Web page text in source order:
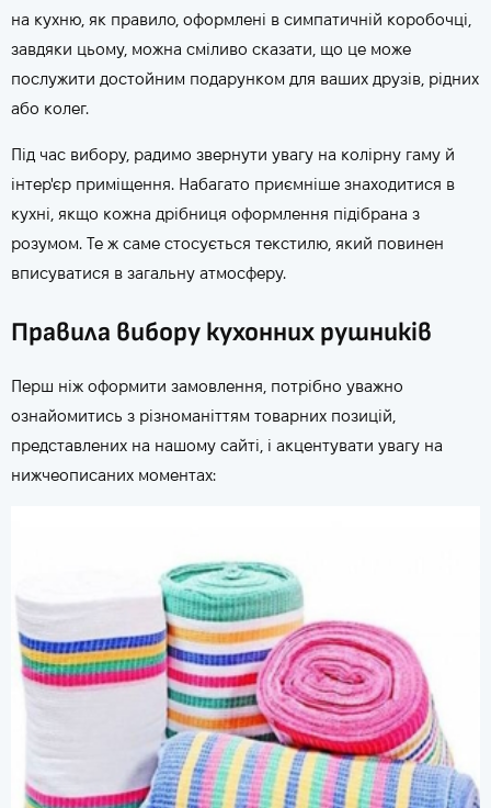
на кухню, як правило, оформлені в симпатичній коробочці,
завдяки цьому, можна сміливо сказати, що це може
послужити достойним подарунком для ваших друзів, рідних
або колег.
Під час вибору, радимо звернути увагу на колірну гаму й
інтер'єр приміщення. Набагато приємніше знаходитися в
кухні, якщо кожна дрібниця оформлення підібрана з
розумом. Те ж саме стосується текстилю, який повинен
вписуватися в загальну атмосферу.
Правила вибору кухонних рушників
Перш ніж оформити замовлення, потрібно уважно
ознайомитись з різноманіттям товарних позицій,
представлених на нашому сайті, і акцентувати увагу на
нижчеописаних моментах: